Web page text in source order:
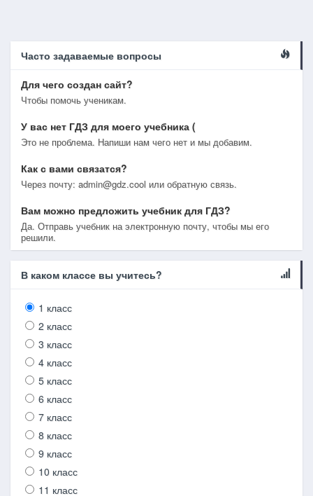
Часто задаваемые вопросы
Для чего создан сайт?
Чтобы помочь ученикам.
У вас нет ГДЗ для моего учебника (
Это не проблема. Напиши нам чего нет и мы добавим.
Как с вами связатся?
Через почту: admin@gdz.cool или обратную связь.
Вам можно предложить учебник для ГДЗ?
Да. Отправь учебник на электронную почту, чтобы мы его
решили.
В каком классе вы учитесь?
1 класс
2 класс
3 класс
4 класс
5 класс
6 класс
7 класс
8 класс
9 класс
10 класс
11 класс